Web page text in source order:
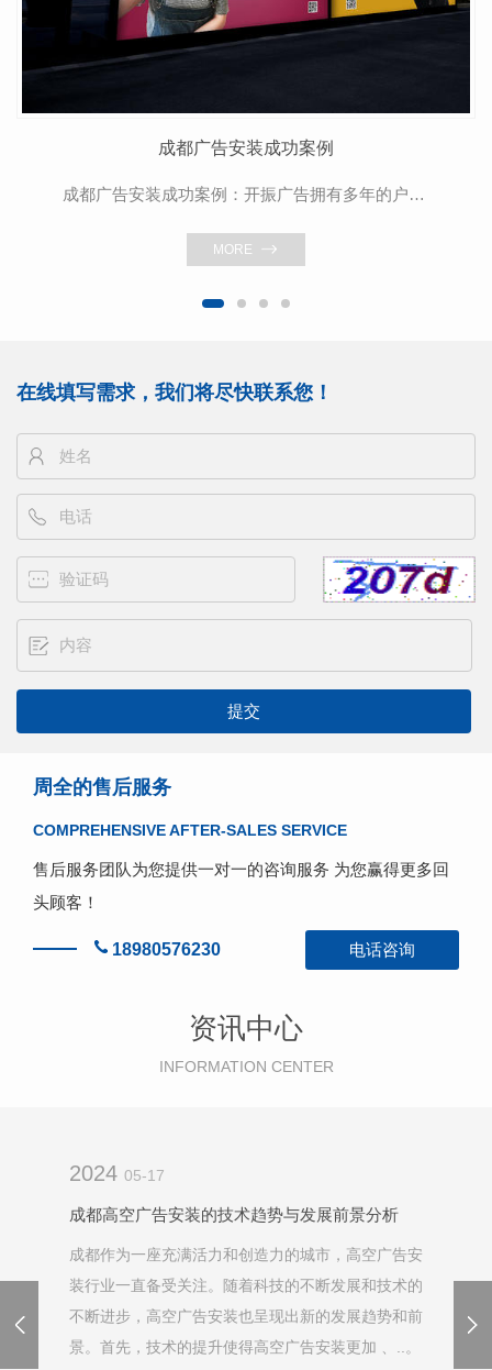
成都广告安装成功案例
成都广告安装成功案例：开振广告拥有多年的户外广告施工安装经验以及专业施工队伍，施工质量好，广受客户认可。
MORE
在线填写需求，我们将尽快联系您！
周全的售后服务
COMPREHENSIVE AFTER-SALES SERVICE
售后服务团队为您提供一对一的咨询服务 为您赢得更多回
头顾客！
18980576230 电话咨询
资讯中心
INFORMATION CENTER
2024 05-17
成都高空广告安装的技术趋势与发展前景分析
成都作为一座充满活力和创造力的城市，高空广告安
装行业一直备受关注。随着科技的不断发展和技术的
不断进步，高空广告安装也呈现出新的发展趋势和前
景。首先，技术的提升使得高空广告安装更加 、..。